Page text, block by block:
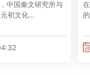
中国秦文研究所与
初文化...